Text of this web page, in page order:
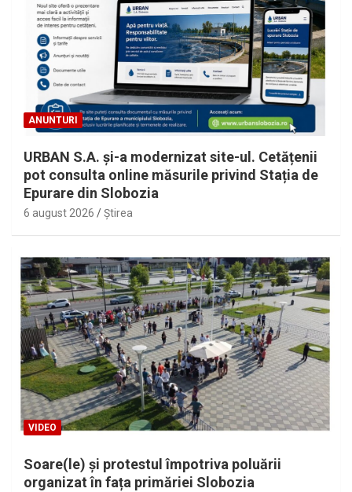
ANUNTURI
URBAN S.A. și-a modernizat site-ul. Cetățenii
pot consulta online măsurile privind Stația de
Epurare din Slobozia
6 august 2026 Ştirea
VIDEO
Soare(le) și protestul împotriva poluării
organizat în fața primăriei Slobozia